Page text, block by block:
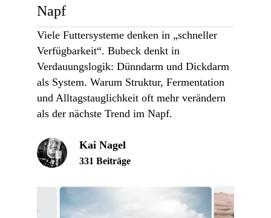
Napf
Viele Futtersysteme denken in „schneller
Verfügbarkeit“. Bubeck denkt in
Verdauungslogik: Dünndarm und Dickdarm
als System. Warum Struktur, Fermentation
und Alltagstauglichkeit oft mehr verändern
als der nächste Trend im Napf.
Kai Nagel
331 Beiträge